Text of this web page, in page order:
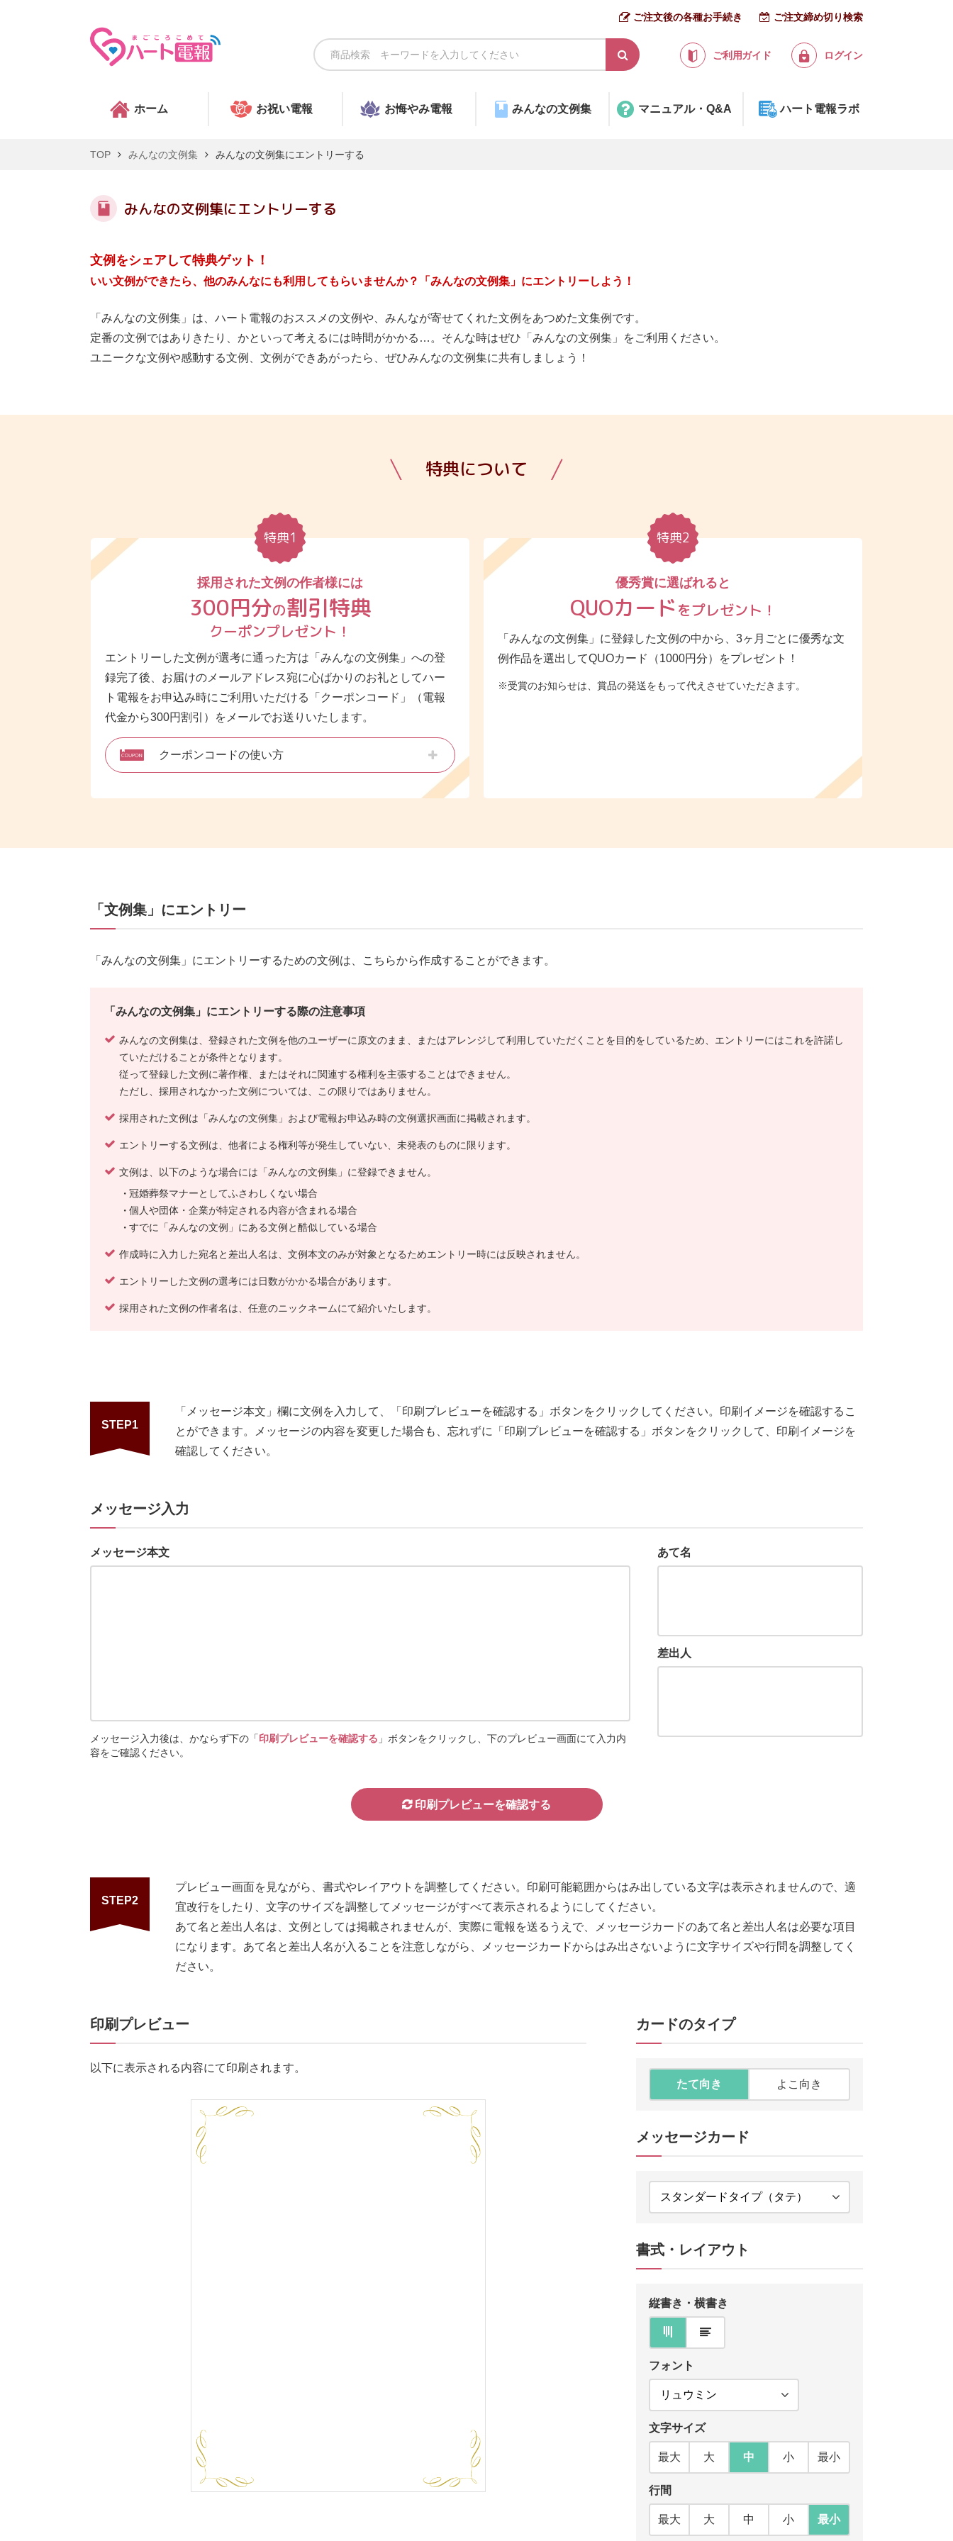
ご注文後の各種お手続き ご注文締め切り検索
ご利用ガイド ログイン
ホーム お祝い電報 お悔やみ電報 みんなの文例集 マニュアル・Q&A ハート電報ラボ
TOP みんなの文例集 みんなの文例集にエントリーする
みんなの文例集にエントリーする
文例をシェアして特典ゲット！
いい文例ができたら、他のみんなにも利用してもらいませんか？「みんなの文例集」にエントリーしよう！
「みんなの文例集」は、ハート電報のおススメの文例や、みんなが寄せてくれた文例をあつめた文集例です。
定番の文例ではありきたり、かといって考えるには時間がかかる…。そんな時はぜひ「みんなの文例集」をご利用ください。
ユニークな文例や感動する文例、文例ができあがったら、ぜひみんなの文例集に共有しましょう！
特典について
特典1
採用された文例の作者様には
300円分の割引特典
クーポンプレゼント！
エントリーした文例が選考に通った方は「みんなの文例集」への登
録完了後、お届けのメールアドレス宛に心ばかりのお礼としてハー
ト電報をお申込み時にご利用いただける「クーポンコード」（電報
代金から300円割引）をメールでお送りいたします。
クーポンコードの使い方
特典2
優秀賞に選ばれると
QUOカード をプレゼント！
「みんなの文例集」に登録した文例の中から、3ヶ月ごとに優秀な文
例作品を選出してQUOカード（1000円分）をプレゼント！
受賞のお知らせは、賞品の発送をもって代えさせていただきます。
「文例集」にエントリー
「みんなの文例集」にエントリーするための文例は、こちらから作成することができます。
「みんなの文例集」にエントリーする際の注意事項
みんなの文例集は、登録された文例を他のユーザーに原文のまま、またはアレンジして利用していただくことを目的をしているため、エントリーにはこれを許諾し
ていただけることが条件となります。
従って登録した文例に著作権、またはそれに関連する権利を主張することはできません。
ただし、採用されなかった文例については、この限りではありません。
採用された文例は「みんなの文例集」および電報お申込み時の文例選択画面に掲載されます。
エントリーする文例は、他者による権利等が発生していない、未発表のものに限ります。
文例は、以下のような場合には「みんなの文例集」に登録できません。
冠婚葬祭マナーとしてふさわしくない場合
個人や団体・企業が特定される内容が含まれる場合
すでに「みんなの文例」にある文例と酷似している場合
作成時に入力した宛名と差出人名は、文例本文のみが対象となるためエントリー時には反映されません。
エントリーした文例の選考には日数がかかる場合があります。
採用された文例の作者名は、任意のニックネームにて紹介いたします。
STEP1
「メッセージ本文」欄に文例を入力して、「印刷プレビューを確認する」ボタンをクリックしてください。印刷イメージを確認するこ
とができます。メッセージの内容を変更した場合も、忘れずに「印刷プレビューを確認する」ボタンをクリックして、印刷イメージを
確認してください。
メッセージ入力
メッセージ本文
メッセージ入力後は、かならず下の「印刷プレビューを確認する 」ボタンをクリックし、下のプレビュー画面にて入力内
容をご確認ください。
あて名
差出人
STEP2
プレビュー画面を見ながら、書式やレイアウトを調整してください。印刷可能範囲からはみ出している文字は表示されませんので、適
宜改行をしたり、文字のサイズを調整してメッセージがすべて表示されるようにしてください。
あて名と差出人名は、文例としては掲載されませんが、実際に電報を送るうえで、メッセージカードのあて名と差出人名は必要な項目
になります。あて名と差出人名が入ることを注意しながら、メッセージカードからはみ出さないように文字サイズや行問を調整してく
ださい。
カードのタイプ
たて向き よこ向き
メッセージカード
書式・レイアウト
縦書き・横書き
フォント
文字サイズ
最大 大 中 小 最小
行間
最大 大 中 小 最小
印刷プレビュー
以下に表示される内容にて印刷されます。